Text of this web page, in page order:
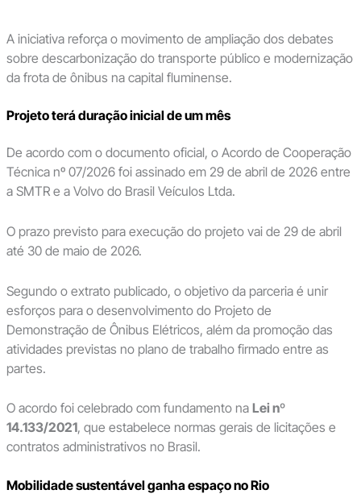
A iniciativa reforça o movimento de ampliação dos debates
sobre descarbonização do transporte público e modernização
da frota de ônibus na capital fluminense.
Projeto terá duração inicial de um mês
De acordo com o documento oficial, o Acordo de Cooperação
Técnica nº 07/2026 foi assinado em 29 de abril de 2026 entre
a SMTR e a Volvo do Brasil Veículos Ltda.
O prazo previsto para execução do projeto vai de 29 de abril
até 30 de maio de 2026.
Segundo o extrato publicado, o objetivo da parceria é unir
esforços para o desenvolvimento do Projeto de
Demonstração de Ônibus Elétricos, além da promoção das
atividades previstas no plano de trabalho firmado entre as
partes.
O acordo foi celebrado com fundamento na Lei nº
14.133/2021, que estabelece normas gerais de licitações e
contratos administrativos no Brasil.
Mobilidade sustentável ganha espaço no Rio